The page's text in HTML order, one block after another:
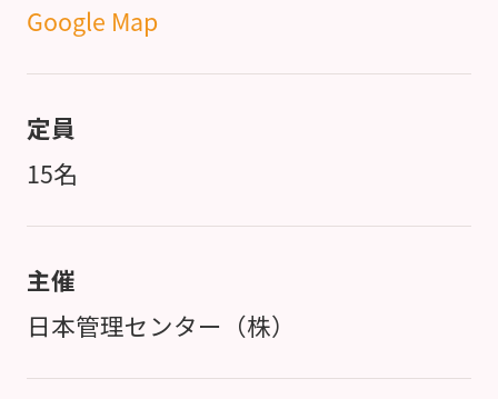
Google Map
定員
15名
主催
日本管理センター（株）